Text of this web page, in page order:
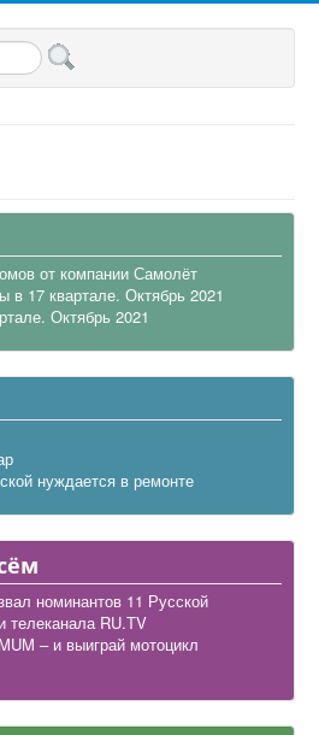
от компании Самолёт
в 17 квартале. Октябрь 2021
Октябрь 2021
нуждается в ремонте
номинантов 11 Русской
RU.TV
– и выиграй мотоцикл